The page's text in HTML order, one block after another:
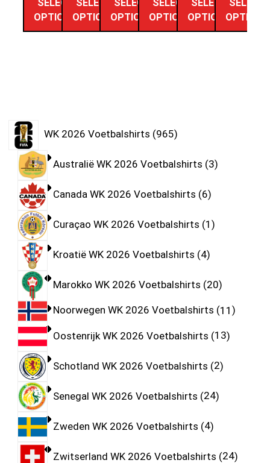
SELECT
OPTIONS
SELECT
OPTIONS
SELECT
OPTIONS
SELECT
OPTIONS
SELECT
OPTIONS
SELECT
OPTIONS
WK 2026 Voetbalshirts 965
Australië WK 2026 Voetbalshirts 3
Canada WK 2026 Voetbalshirts 6
Curaçao WK 2026 Voetbalshirts 1
Kroatië WK 2026 Voetbalshirts 4
Marokko WK 2026 Voetbalshirts 20
Noorwegen WK 2026 Voetbalshirts 11
Oostenrijk WK 2026 Voetbalshirts 13
Schotland WK 2026 Voetbalshirts 2
Senegal WK 2026 Voetbalshirts 24
Zweden WK 2026 Voetbalshirts 4
Zwitserland WK 2026 Voetbalshirts 24